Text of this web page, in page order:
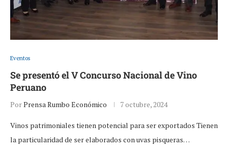
Eventos
Se presentó el V Concurso Nacional de Vino
Peruano
PorPrensa Rumbo Económico 7 octubre, 2024
Vinos patrimoniales tienen potencial para ser exportados Tienen
la particularidad de ser elaborados con uvas pisqueras…